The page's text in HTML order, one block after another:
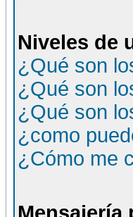
Niveles de
¿Qué son
¿Qué son
¿Qué son
¿como
¿Cómo me